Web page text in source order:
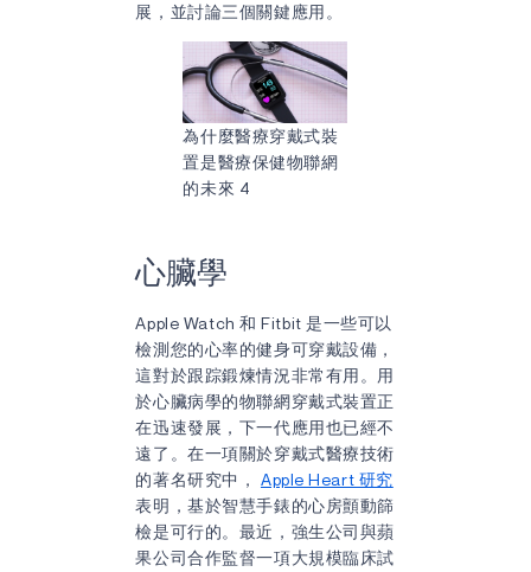
展，並討論三個關鍵應用。
為什麼醫療穿戴式裝
置是醫療保健物聯網
的未來 4
心臟學
Apple Watch 和 Fitbit 是一些可以
檢測您的心率的健身可穿戴設備，
這對於跟踪鍛煉情況非常有用。用
於心臟病學的物聯網穿戴式裝置正
在迅速發展，下一代應用也已經不
遠了。在一項關於穿戴式醫療技術
的著名研究中， Apple Heart 研究
表明，基於智慧手錶的心房顫動篩
檢是可行的。最近，強生公司與蘋
果公司合作監督一項大規模臨床試